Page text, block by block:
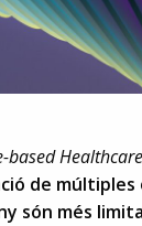
based Healthcare
de
són més